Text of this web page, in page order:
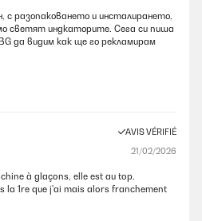
с разопаковането и инсталирането,
светят индкаторите. Сега си пиша
да видим как ще го рекламирам
AVIS VÉRIFIÉ
21/02/2026
à glaçons, elle est au top.
la 1re que j'ai mais alors franchement